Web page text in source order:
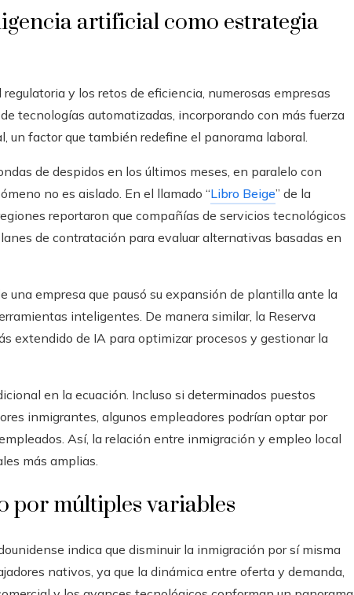
artificial como estrategia
y los retos de eficiencia, numerosas empresas
tecnologías automatizadas, incorporando con más fuerza
un factor que también redefine el panorama laboral.
de despidos en los últimos meses, en paralelo con
no es aislado. En el llamado “Libro Beige” de la
reportaron que compañías de servicios tecnológicos
de contratación para evaluar alternativas basadas en
una empresa que pausó su expansión de plantilla ante la
inteligentes. De manera similar, la Reserva
extendido de IA para optimizar procesos y gestionar la
en la ecuación. Incluso si determinados puestos
inmigrantes, algunos empleadores podrían optar por
Así, la relación entre inmigración y empleo local
más amplias.
por múltiples variables
indica que disminuir la inmigración por sí misma
nativos, ya que la dinámica entre oferta y demanda,